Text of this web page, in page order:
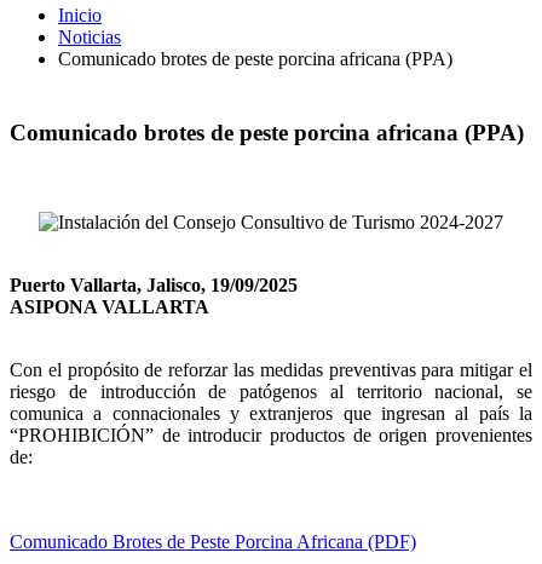
Inicio
Noticias
Comunicado brotes de peste porcina africana (PPA)
Comunicado brotes de peste porcina africana (PPA)
Puerto Vallarta, Jalisco, 19/09/2025
ASIPONA VALLARTA
Con el propósito de reforzar las medidas preventivas para mitigar el
riesgo de introducción de patógenos al territorio nacional, se
comunica a connacionales y extranjeros que ingresan al país la
“PROHIBICIÓN” de introducir productos de origen provenientes
de:
Comunicado Brotes de Peste Porcina Africana (PDF)